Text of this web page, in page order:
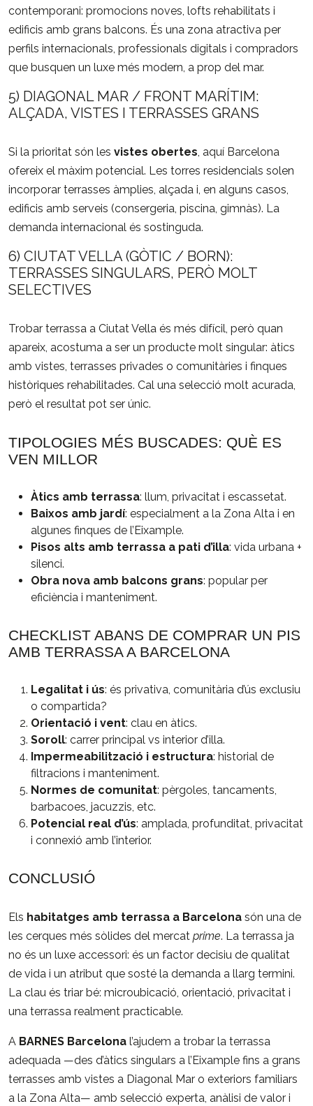
contemporani: promocions noves, lofts rehabilitats i
edificis amb grans balcons. És una zona atractiva per
perfils internacionals, professionals digitals i compradors
que busquen un luxe més modern, a prop del mar.
5) DIAGONAL MAR / FRONT MARÍTIM:
ALÇADA, VISTES I TERRASSES GRANS
Si la prioritat són les vistes obertes, aquí Barcelona
ofereix el màxim potencial. Les torres residencials solen
incorporar terrasses àmplies, alçada i, en alguns casos,
edificis amb serveis (consergeria, piscina, gimnàs). La
demanda internacional és sostinguda.
6) CIUTAT VELLA (GÒTIC / BORN):
TERRASSES SINGULARS, PERÒ MOLT
SELECTIVES
Trobar terrassa a Ciutat Vella és més difícil, però quan
apareix, acostuma a ser un producte molt singular: àtics
amb vistes, terrasses privades o comunitàries i finques
històriques rehabilitades. Cal una selecció molt acurada,
però el resultat pot ser únic.
TIPOLOGIES MÉS BUSCADES: QUÈ ES
VEN MILLOR
Àtics amb terrassa: llum, privacitat i escassetat.
Baixos amb jardí: especialment a la Zona Alta i en
algunes finques de l’Eixample.
Pisos alts amb terrassa a pati d’illa: vida urbana +
silenci.
Obra nova amb balcons grans: popular per
eficiència i manteniment.
CHECKLIST ABANS DE COMPRAR UN PIS
AMB TERRASSA A BARCELONA
Legalitat i ús: és privativa, comunitària d’ús exclusiu
o compartida?
Orientació i vent: clau en àtics.
Soroll: carrer principal vs interior d’illa.
Impermeabilització i estructura: historial de
filtracions i manteniment.
Normes de comunitat: pèrgoles, tancaments,
barbacoes, jacuzzis, etc.
Potencial real d’ús: amplada, profunditat, privacitat
i connexió amb l’interior.
CONCLUSIÓ
Els habitatges amb terrassa a Barcelona són una de
les cerques més sòlides del mercat prime. La terrassa ja
no és un luxe accessori: és un factor decisiu de qualitat
de vida i un atribut que sosté la demanda a llarg termini.
La clau és triar bé: microubicació, orientació, privacitat i
una terrassa realment practicable.
A BARNES Barcelona l’ajudem a trobar la terrassa
adequada —des d’àtics singulars a l’Eixample fins a grans
terrasses amb vistes a Diagonal Mar o exteriors familiars
a la Zona Alta— amb selecció experta, anàlisi de valor i